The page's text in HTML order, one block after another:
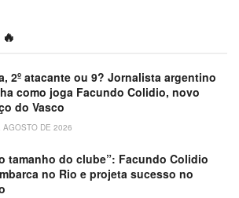
2º atacante ou 9? Jornalista argentino
como joga Facundo Colidio, novo
do Vasco
AGOSTO DE 2026
tamanho do clube”: Facundo Colidio
no Rio e projeta sucesso no